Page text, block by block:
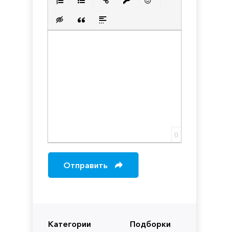
Категории Подборки
Вставка скрытого текста
Вставка цитаты
Вставка спойлера
0
Отправить